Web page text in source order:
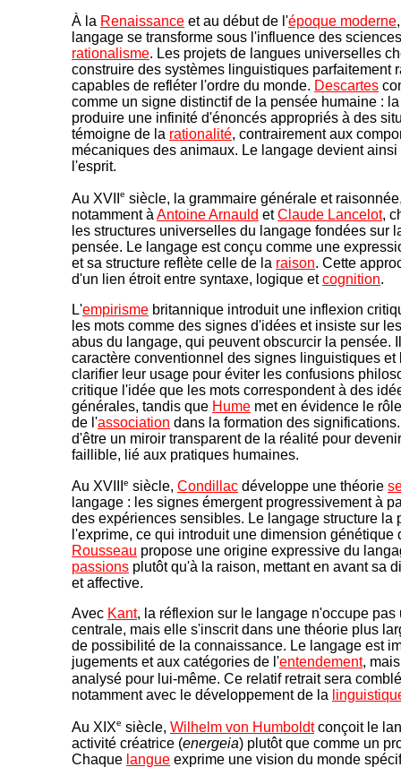
À la Renaissance et au début de l'époque moderne
langage se transforme sous l'influence des
rationalisme. Les projets de langues universelles
construire des systèmes linguistiques parfaitement
capables de refléter l'ordre du monde. Descartes
comme un signe distinctif de la pensée humaine :
produire une infinité d'énoncés appropriés à des
témoigne de la rationalité, contrairement aux
mécaniques des animaux. Le langage devient ainsi
l'esprit.
Au XVII e siècle, la grammaire générale et
notamment à Antoine Arnauld etClaude Lancelot,
les structures universelles du langage fondées sur
pensée. Le langage est conçu comme une
et sa structure reflète celle de la raison. Cette
d'un lien étroit entre syntaxe, logique etcognition.
L'empirisme britannique introduit une inflexion
les mots comme des signes d'idées et insiste sur
abus du langage, qui peuvent obscurcir la pensée.
caractère conventionnel des signes linguistiques et
clarifier leur usage pour éviter les confusions
critique l'idée que les mots correspondent à des
générales, tandis que Hume met en évidence le
de l'association dans la formation des
d'être un miroir transparent de la réalité pour
faillible, lié aux pratiques humaines.
Au XVIII e siècle, Condillac développe une théorie
langage : les signes émergent progressivement à
des expériences sensibles. Le langage structure la
l'exprime, ce qui introduit une dimension génétique
Rousseau propose une origine expressive du
passions plutôt qu'à la raison, mettant en avant sa
et affective.
Avec Kant, la réflexion sur le langage n'occupe pas
centrale, mais elle s'inscrit dans une théorie plus
de possibilité de la connaissance. Le langage est
jugements et aux catégories de l'entendement,
analysé pour lui-même. Ce relatif retrait sera
notamment avec le développement de la
Au XIXe siècle, Wilhelm von Humboldtconçoit le
activité créatrice (energeia) plutôt que comme un
Chaque langue exprime une vision du monde